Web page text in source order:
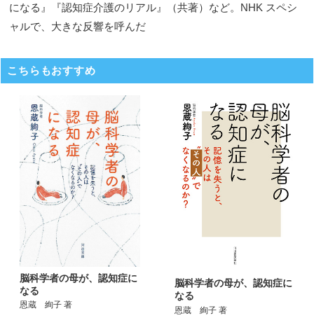
になる』『認知症介護のリアル』（共著）など。NHK スペシ
ャルで、大きな反響を呼んだ
こちらもおすすめ
脳科学者の母が、認知症に
なる
恩蔵 絢子 著
脳科学者の母が、認知症に
なる
恩蔵 絢子 著